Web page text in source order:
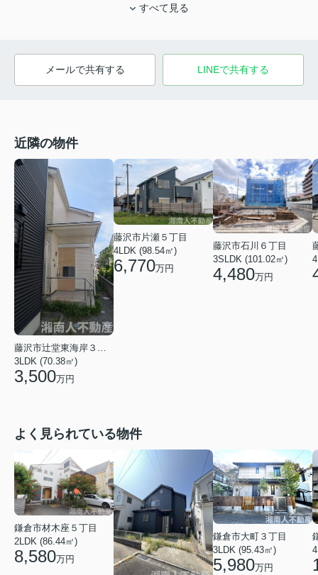
すべて見る
メールで共有する LINEで共有する
近隣の物件
3LDK (70.38㎡)
3,500万円
藤沢市片瀬５丁目
4LDK (98.54㎡)
6,770万円
藤沢市石川６丁目
3SLDK (101.02㎡)
4,480万円
よく見られている物件
鎌倉市材木座５丁目
2LDK (86.44㎡)
8,580万円
鎌倉市大町３丁目
3LDK (95.43㎡)
5,980万円